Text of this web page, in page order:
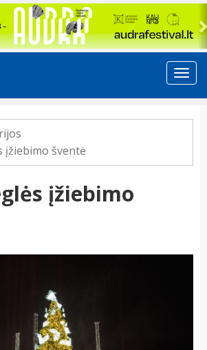
įžiebimo šventė
įžiebimo